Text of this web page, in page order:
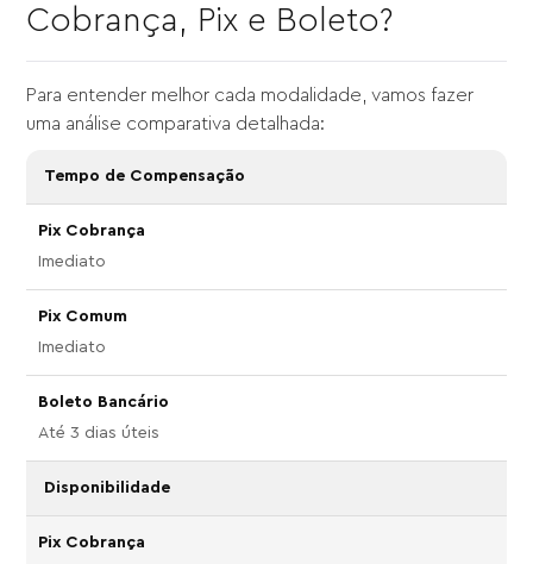
Cobrança, Pix e Boleto?
Para entender melhor cada modalidade, vamos fazer
uma análise comparativa detalhada:
Tempo de Compensação
Imediato
Imediato
Até 3 dias úteis
Disponibilidade